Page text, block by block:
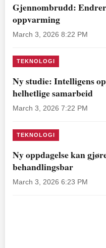
Gjennombrudd:
oppvarming
March 3, 2026 8:22 PM
TEKNOLOGI
Ny studie: Intelligens
helhetlige samarbeid
March 3, 2026 7:22 PM
TEKNOLOGI
Ny oppdagelse kan
behandlingsbar
March 3, 2026 6:23 PM